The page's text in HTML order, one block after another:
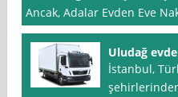
Ancak, Adalar Evden Eve
Uludağ
İstanbul,